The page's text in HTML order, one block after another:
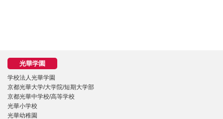
学校法人光華学園
京都光華大学/大学院/短期大学部
京都光華中学校/高等学校
光華小学校
光華幼稚園